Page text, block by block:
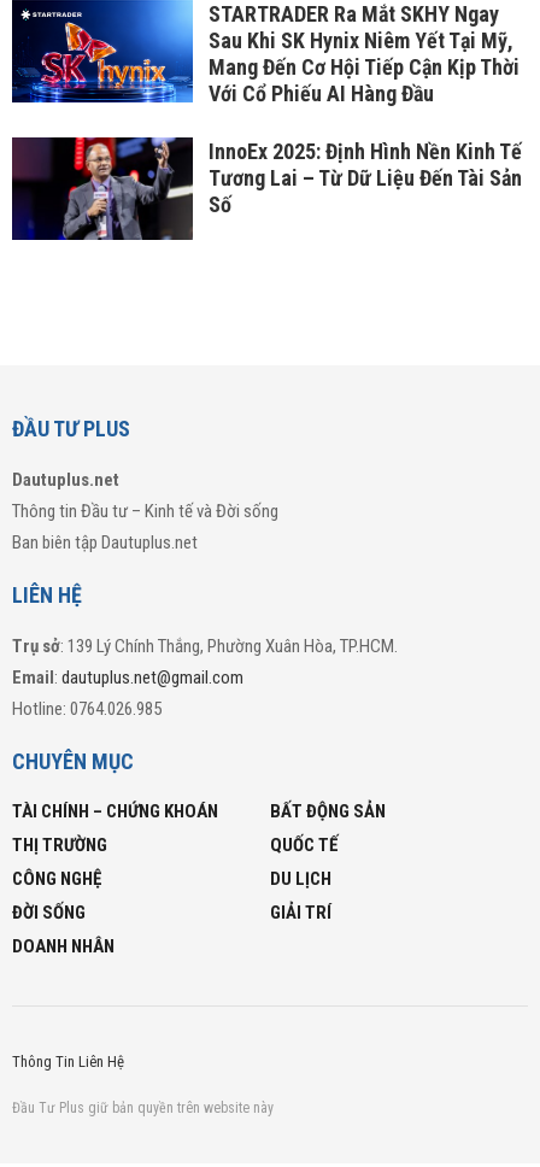
STARTRADER Ra Mắt SKHY Ngay
Sau Khi SK Hynix Niêm Yết Tại Mỹ,
Mang Đến Cơ Hội Tiếp Cận Kịp Thời
Với Cổ Phiếu AI Hàng Đầu
InnoEx 2025: Định Hình Nền Kinh Tế
Tương Lai – Từ Dữ Liệu Đến Tài Sản
Số
ĐẦU TƯ PLUS
Dautuplus.net
Thông tin Đầu tư – Kinh tế và Đời sống
Ban biên tập Dautuplus.net
LIÊN HỆ
Trụ sở: 139 Lý Chính Thắng, Phường Xuân Hòa, TP.HCM.
Email: dautuplus.net@gmail.com
Hotline: 0764.026.985
CHUYÊN MỤC
TÀI CHÍNH – CHỨNG KHOÁN
BẤT ĐỘNG SẢN
THỊ TRƯỜNG
QUỐC TẾ
CÔNG NGHỆ
DU LỊCH
ĐỜI SỐNG
GIẢI TRÍ
DOANH NHÂN
Thông Tin Liên Hệ
Đầu Tư Plus giữ bản quyền trên website này